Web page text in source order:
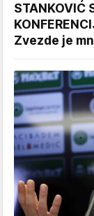
STANKOVIĆ
Zvezde je